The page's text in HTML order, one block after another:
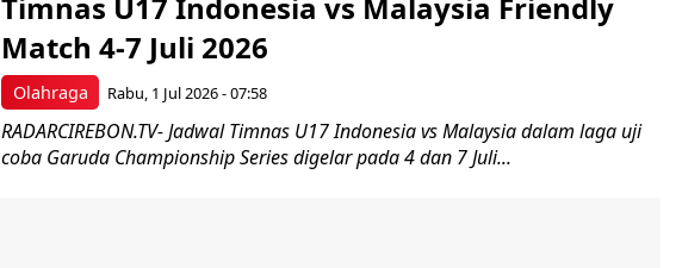
Olahraga
Timnas U17 Indonesia vs Malaysia Friendly
Match 4-7 Juli 2026
Rabu, 1 Jul 2026 - 07:58
RADARCIREBON.TV- Jadwal Timnas U17 Indonesia vs Malaysia dalam laga uji
coba Garuda Championship Series digelar pada 4 dan 7 Juli...